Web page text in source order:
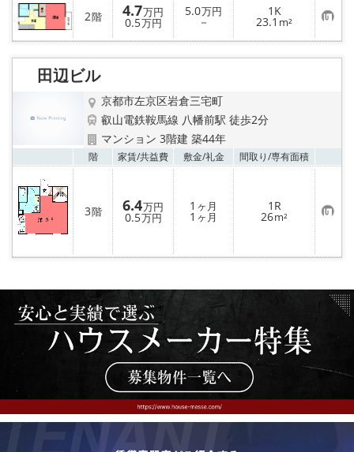
2階 4.7万円
0.5万円
5.0万円
－
1K
23.1 m² お
気
に
入
田辺ビル
京都市左京区岩倉三宅町
叡山電鉄鞍馬線 八幡前駅 徒歩2分
マンション 3階建 築44年
階 家賃/共益費 敷金/礼金 間取り/専有面積
3階 6.4万円
0.5万円
1 ヶ月
1 ヶ月
1R
26m² お
気
に
入
り